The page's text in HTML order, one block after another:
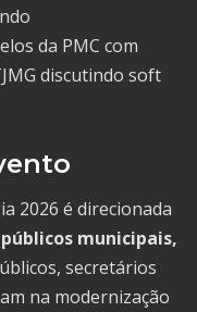
da PMC com
discutindo soft
2026 é direcionada
municipais,
secretários
na modernização